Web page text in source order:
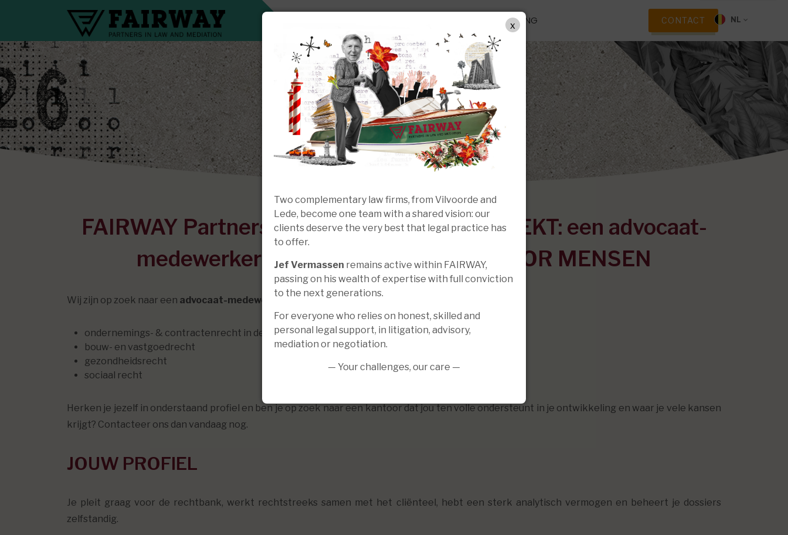
NL
CONTACT
BEMIDDELING
FAIRWAY Partners in Law and Mediation ZOEKT: een advocaat-
medewerker (m/v/x) MET FEELING VOOR MENSEN
Wij zijn op zoek naar een advocaat-medewerker metexpertise in het:
ondernemings- & contractenrecht in de brede zin
bouw- en vastgoedrecht
gezondheidsrecht
sociaal recht
Herken je jezelf in onderstaand profiel en ben je op zoek naar een kantoor dat jou ten volle ondersteunt in je ontwikkeling en waar je vele kansen
krijgt? Contacteer ons dan vandaag nog.
JOUW PROFIEL
Je pleit graag voor de rechtbank, werkt rechtstreeks samen met het cliënteel, hebt een sterk analytisch vermogen en beheert je dossiers
zelfstandig.
Two complementary law firms, from Vilvoorde and
Lede, become one team with a shared vision: our
clients deserve the very best that legal practice has
to offer.
Jef Vermassen remains active within FAIRWAY,
passing on his wealth of expertise with full conviction
to the next generations.
For everyone who relies on honest, skilled and
personal legal support, in litigation, advisory,
mediation or negotiation.
— Your challenges, our care —
x